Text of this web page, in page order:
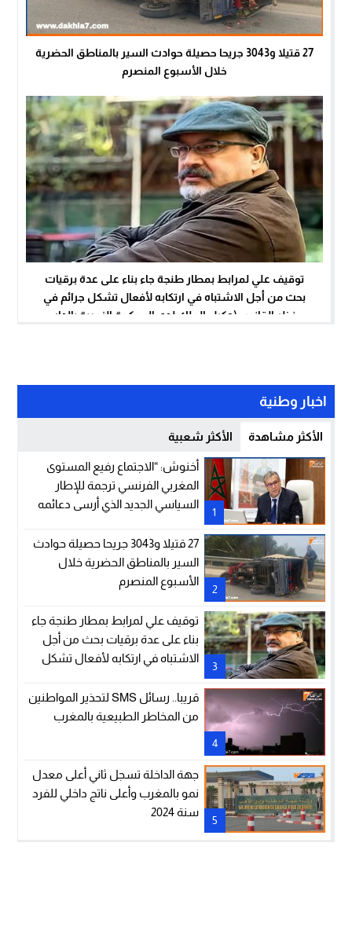
27 قتيلا و3043 جريحا حصيلة حوادث السير بالمناطق الحضرية
خلال الأسبوع المنصرم
توقيف علي لمرابط بمطار طنجة جاء بناء على عدة برقيات
بحث من أجل الاشتباه في ارتكابه لأفعال تشكل جرائم في
نظر القانون (وكيل الملك لدى المحكمة الزجرية بالدار
اخبار وطنية
الأكثر مشاهدة الأكثر شعبية
1
أخنوش: “الاجتماع رفيع المستوى
المغربي الفرنسي ترجمة للإطار
السياسي الجديد الذي أرسى دعائمه
ماكرون”
2
27 قتيلا و3043 جريحا حصيلة حوادث
السير بالمناطق الحضرية خلال
الأسبوع المنصرم
3
توقيف علي لمرابط بمطار طنجة جاء
بناء على عدة برقيات بحث من أجل
الاشتباه في ارتكابه لأفعال تشكل
لدى المحكمة الزجرية بالدار البيضاء)
4
قريبا.. رسائل SMS لتحذير المواطنين
من المخاطر الطبيعية بالمغرب
5
جهة الداخلة تسجل ثاني أعلى معدل
نمو بالمغرب وأعلى ناتج داخلي للفرد
سنة 2024